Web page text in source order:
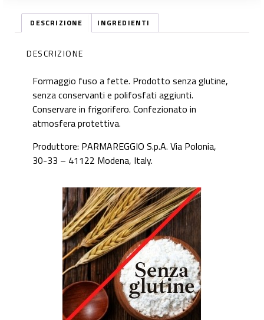
DESCRIZIONE INGREDIENTI
DESCRIZIONE
Formaggio fuso a fette. Prodotto senza glutine,
senza conservanti e polifosfati aggiunti.
Conservare in frigorifero. Confezionato in
atmosfera protettiva.
Produttore: PARMAREGGIO S.p.A. Via Polonia,
30-33 – 41122 Modena, Italy.